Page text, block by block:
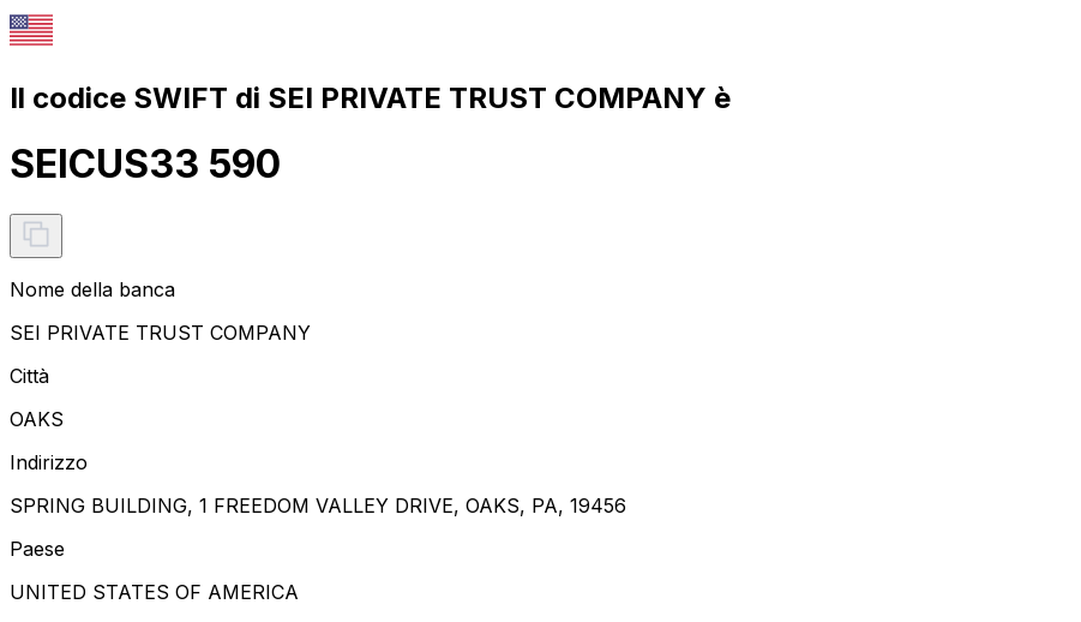
Il codice SWIFT di SEI PRIVATE TRUST COMPANY è
SEICUS33 590
Nome della banca
SEI PRIVATE TRUST COMPANY
Città
OAKS
Indirizzo
SPRING BUILDING, 1 FREEDOM VALLEY DRIVE, OAKS, PA, 19456
Paese
UNITED STATES OF AMERICA